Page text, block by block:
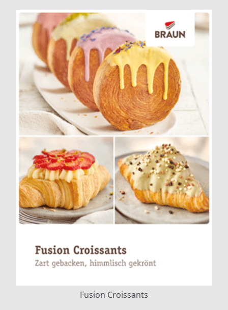
Fusion Croissants